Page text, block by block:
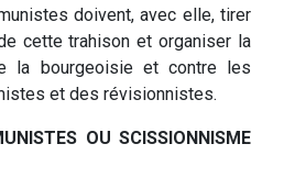
doivent, avec elle, tirer
cette trahison et organiser la
la bourgeoisie et contre les
et des révisionnistes.
OU SCISSIONNISME